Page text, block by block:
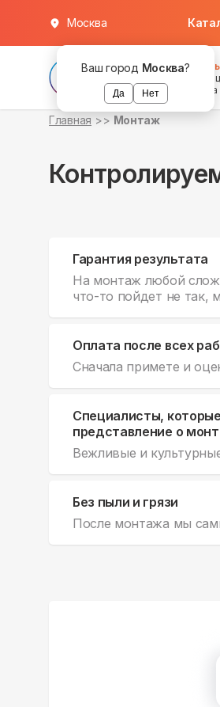
Ваш город Москва?
Да Нет
Москва
хорошие
Главная Монтаж
Гарантия результата
На монтаж любой
что-то пойдет не так,
Оплата после всех
Сначала примете и
Специалисты,
представление о
Вежливые и
Без пыли и грязи
После монтажа мы